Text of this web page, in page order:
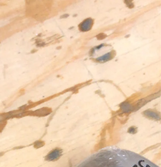
アッパーブローのイメージでずっと練習し
ます』という方。 クラブフィッティングに
ご来店されたので早速計測に。...